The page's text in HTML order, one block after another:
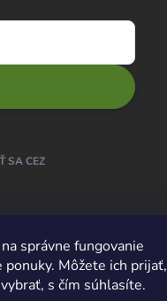
správne fungovanie
Môžete ich prijať,
s čím súhlasíte.
SA CEZ